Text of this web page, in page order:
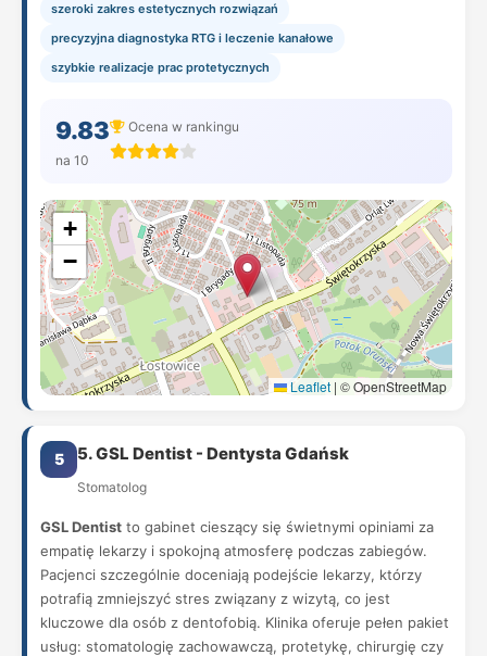
szeroki zakres estetycznych rozwiązań
precyzyjna diagnostyka RTG i leczenie kanałowe
szybkie realizacje prac protetycznych
9.83
na 10
Ocena w rankingu
+
−
Leaflet | © OpenStreetMap
5 5. GSL Dentist - Dentysta Gdańsk
Stomatolog
GSL Dentist to gabinet cieszący się świetnymi opiniami za
empatię lekarzy i spokojną atmosferę podczas zabiegów.
Pacjenci szczególnie doceniają podejście lekarzy, którzy
potrafią zmniejszyć stres związany z wizytą, co jest
kluczowe dla osób z dentofobią. Klinika oferuje pełen pakiet
usług: stomatologię zachowawczą, protetykę, chirurgię czy